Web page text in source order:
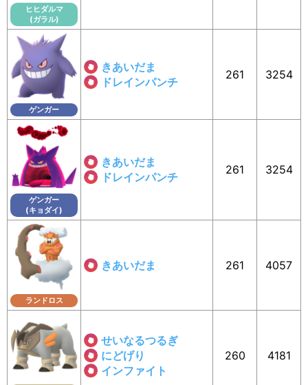
ヒヒダルマ
(ガラル)
ゲンガー
きあいだま
ドレインパンチ
261 3254
ゲンガー
(キョダイ)
きあいだま
ドレインパンチ
261 3254
ランドロス
きあいだま 261 4057
せいなるつるぎ
にどげり
インファイト
260 4181